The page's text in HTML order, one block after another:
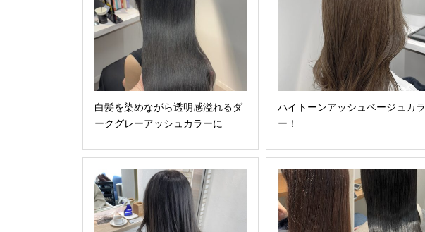
白髪を染めながら透明感溢れるダ
ークグレーアッシュカラーに
ハイトーンアッシュベージュカラ
ー！